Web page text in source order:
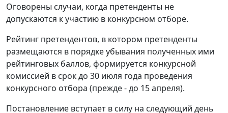
Оговорены случаи, когда претенденты не
допускаются к участию в конкурсном отборе.
Рейтинг претендентов, в котором претенденты
размещаются в порядке убывания полученных ими
рейтинговых баллов, формируется конкурсной
комиссией в срок до 30 июля года проведения
конкурсного отбора (прежде - до 15 апреля).
Постановление вступает в силу на следующий день